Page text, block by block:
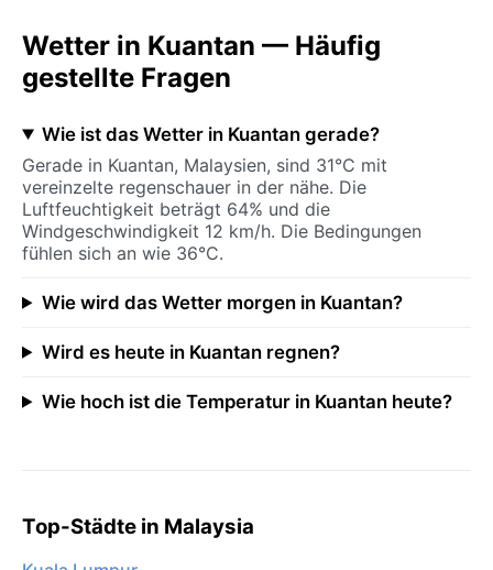
Wetter in Kuantan — Häufig
gestellte Fragen
Wie ist das Wetter in Kuantan gerade?
Gerade in Kuantan, Malaysien, sind 31°C mit
vereinzelte regenschauer in der nähe. Die
Luftfeuchtigkeit beträgt 64% und die
Windgeschwindigkeit 12 km/h. Die Bedingungen
fühlen sich an wie 36°C.
Wie wird das Wetter morgen in Kuantan?
Wird es heute in Kuantan regnen?
Wie hoch ist die Temperatur in Kuantan heute?
Top-Städte in Malaysia